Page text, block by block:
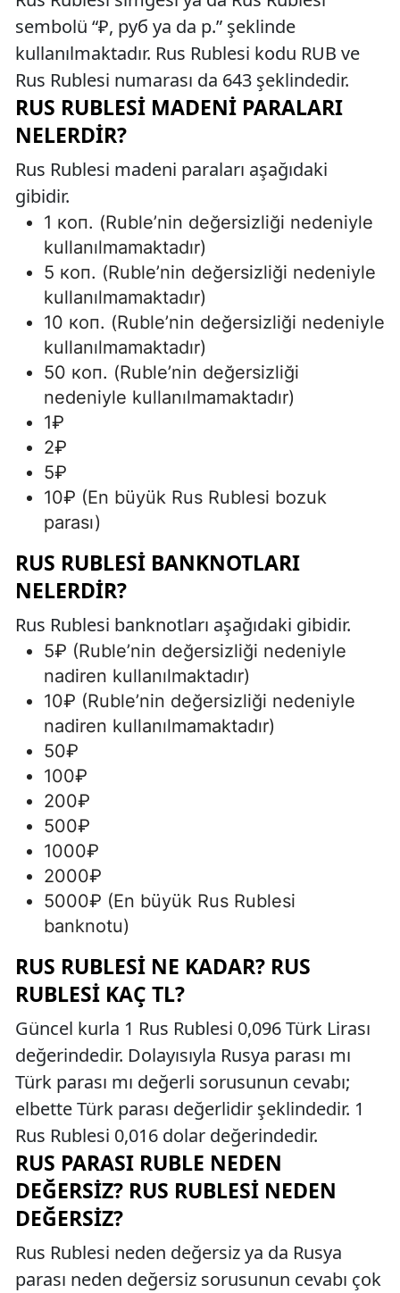
sembolü “₽, руб ya da р.” şeklinde
kullanılmaktadır. Rus Rublesi kodu RUB ve
Rus Rublesi numarası da 643 şeklindedir.
RUS RUBLESI MADENI PARALARI
NELERDIR?
Rus Rublesi madeni paraları aşağıdaki
gibidir.
1 коп. (Ruble’nin değersizliği nedeniyle
kullanılmamaktadır)
5 коп. (Ruble’nin değersizliği nedeniyle
kullanılmamaktadır)
10 коп. (Ruble’nin değersizliği nedeniyle
kullanılmamaktadır)
50 коп. (Ruble’nin değersizliği
nedeniyle kullanılmamaktadır)
1₽
2₽
5₽
10₽ (En büyük Rus Rublesi bozuk
parası)
RUS RUBLESI BANKNOTLARI
NELERDIR?
Rus Rublesi banknotları aşağıdaki gibidir.
5₽ (Ruble’nin değersizliği nedeniyle
nadiren kullanılmaktadır)
10₽ (Ruble’nin değersizliği nedeniyle
nadiren kullanılmamaktadır)
50₽
100₽
200₽
500₽
1000₽
2000₽
5000₽ (En büyük Rus Rublesi
banknotu)
RUS RUBLESI NE KADAR? RUS
RUBLESI KAÇ TL?
Güncel kurla 1 Rus Rublesi 0,096 Türk Lirası
değerindedir. Dolayısıyla Rusya parası mı
Türk parası mı değerli sorusunun cevabı;
elbette Türk parası değerlidir şeklindedir. 1
Rus Rublesi 0,016 dolar değerindedir.
RUS PARASI RUBLE NEDEN
DEĞERSIZ? RUS RUBLESI NEDEN
DEĞERSIZ?
Rus Rublesi neden değersiz ya da Rusya
parası neden değersiz sorusunun cevabı çok